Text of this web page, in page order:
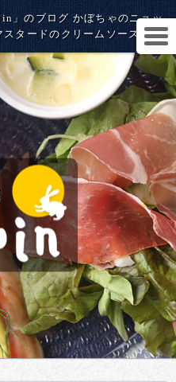
」のブログ かぼちゃのニョッ
タードのクリームソース